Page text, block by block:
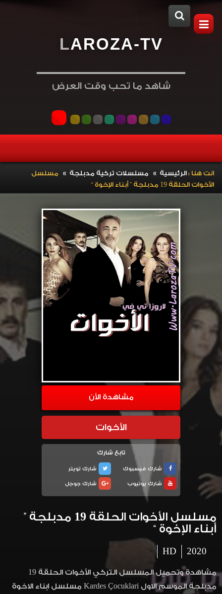
LAROZA-TV
شاهد ما تحب وقت العرض
انت هنا :الرئيسية » مسلسلات تركية مدبلجة » مسلسل
الأخوات الحلقة 19 مدبلجة ” أبناء الإخوة “
مشاهدة الأن
الأخوات
تابع شارك
شارك فيسبوك
شارك تويتر
شارك يوتيوب
شارك جوجل
مسلسل الأخوات الحلقة 19 مدبلجة ”
أبناء الإخوة “
2020
HD
مشاهدة وتحميل المسلسل التركي الأخوات الحلقة 19
مدبلجة الموسم الاول Kardes Çocuklari مسلسل ابناء الاخوة